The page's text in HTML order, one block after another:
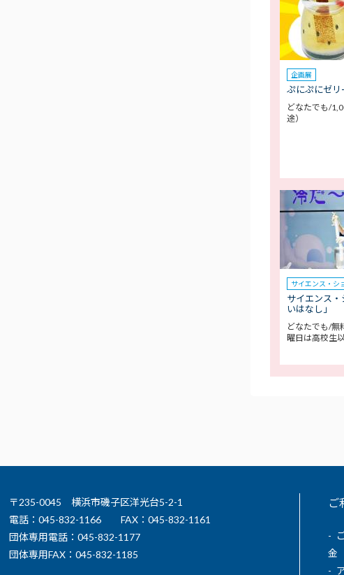
企画展
ぷにぷにゼリ
どなたでも/
途）
サイエンス・シ
サイエンス
いはなし」
どなたでも/無
曜日は高校生
〒235-0045 横浜市磯子区洋光台5-2-1
電話：045-832-1166
FAX：045-832-1161
団体専用電話：045-832-1177
団体専用FAX：045-832-1185
ご
金